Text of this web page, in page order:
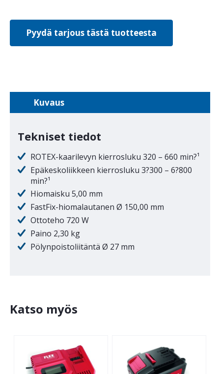
Pyydä tarjous tästä tuotteesta
Kuvaus
Tekniset tiedot
ROTEX-kaarilevyn kierrosluku 320 – 660 min?¹
Epäkeskoliikkeen kierrosluku 3?300 – 6?800
min?¹
Hiomaisku 5,00 mm
FastFix-hiomalautanen Ø 150,00 mm
Ottoteho 720 W
Paino 2,30 kg
Pölynpoistoliitäntä Ø 27 mm
Katso myös